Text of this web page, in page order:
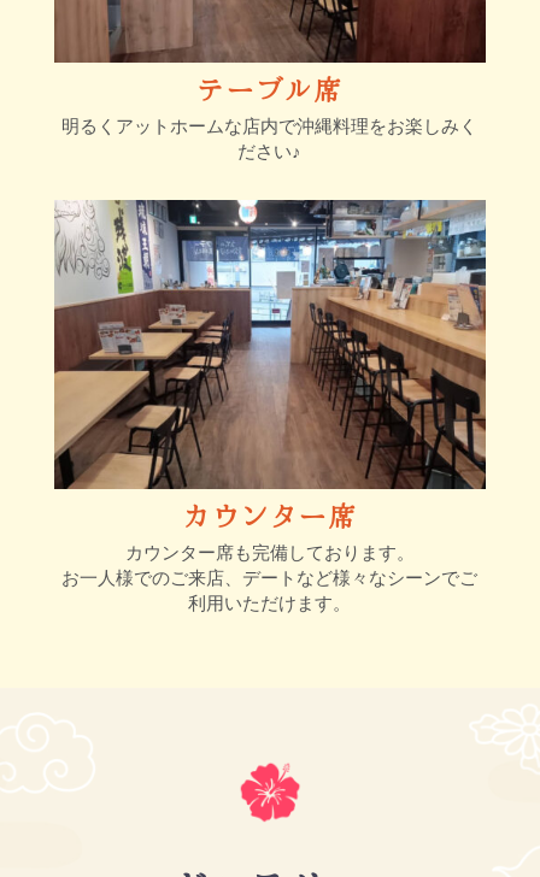
テーブル席
明るくアットホームな店内で沖縄料理をお楽しみく
ださい♪
カウンター席
カウンター席も完備しております。
お一人様でのご来店、デートなど様々なシーンでご
利用いただけます。